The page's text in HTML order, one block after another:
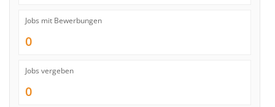
Jobs mit Bewerbungen
0
Jobs vergeben
0